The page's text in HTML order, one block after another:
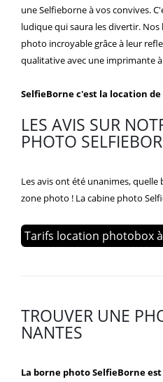
une Selfieborne à vos convives.
ludique qui saura les divertir.
photo incroyable grâce à leur
qualitative avec une imprimante
SelfieBorne c'est la location
LES AVIS SUR
PHOTO
Les avis ont été unanimes,
zone photo ! La cabine photo
Tarifs location photobox
TROUVER UNE
NANTES
La borne photo SelfieBorne